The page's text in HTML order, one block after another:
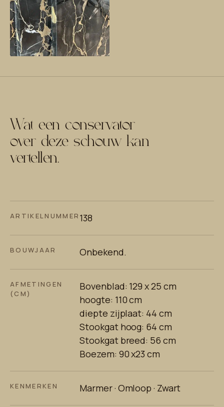
Wat een conservator
over deze schouw kan
vertellen.
ARTIKELNUMMER 138
BOUWJAAR Onbekend.
AFMETINGEN
(CM)
Bovenblad: 129 x 25 cm
hoogte: 110 cm
diepte zijplaat: 44 cm
Stookgat hoog: 64 cm
Stookgat breed: 56 cm
Boezem: 90 x23 cm
KENMERKEN Marmer · Omloop · Zwart